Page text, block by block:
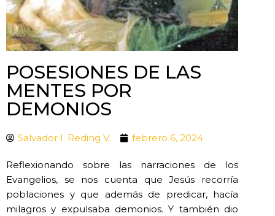
POSESIONES DE LAS
MENTES POR
DEMONIOS
Salvador I. Reding V. febrero 6, 2024
Reflexionando sobre las narraciones de los
Evangelios, se nos cuenta que Jesús recorría
poblaciones y que además de predicar, hacía
milagros y expulsaba demonios. Y también dio